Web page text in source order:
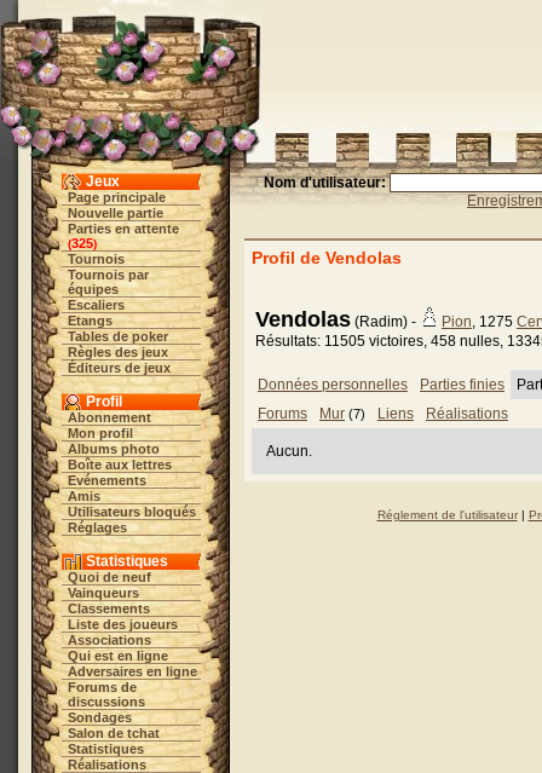
Jeux
Page principale
Nouvelle partie
Parties en attente
(325)
Tournois
Tournois par
équipes
Escaliers
Etangs
Tables de poker
Règles des jeux
Éditeurs de jeux
Profil
Abonnement
Mon profil
Albums photo
Boîte aux lettres
Evénements
Amis
Utilisateurs bloqués
Réglages
Statistiques
Quoi de neuf
Vainqueurs
Classements
Liste des joueurs
Associations
Qui est en ligne
Adversaires en ligne
Forums de
discussions
Sondages
Salon de tchat
Statistiques
Réalisations
Nom d'utilisateur:
Profil de Vendolas
Vendolas (Radim) - Pion, 1275
Résultats: 11505 victoires, 458 nulles,
Données personnelles Parties finies
Forums
Mur (7) Liens Réalisations
Aucun.
Réglement de l'utilisateur|